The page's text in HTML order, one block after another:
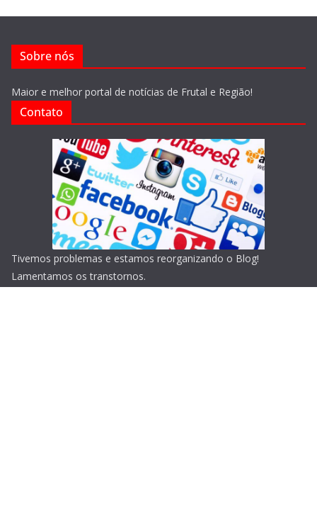
Sobre nós
Maior e melhor portal de notícias de Frutal e Região!
Contato
Tivemos problemas e estamos reorganizando o Blog!
Lamentamos os transtornos.